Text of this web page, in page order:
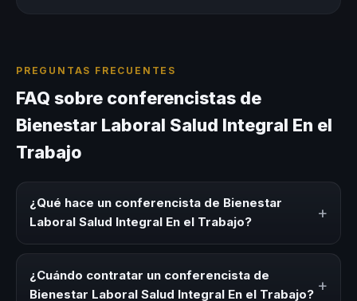
PREGUNTAS FRECUENTES
FAQ sobre conferencistas de
Bienestar Laboral Salud Integral En el
Trabajo
¿Qué hace un conferencista de Bienestar
Laboral Salud Integral En el Trabajo?
+
Trabajo es un experto que comparte conocimiento,
estrategias y experiencias sobre este tema en eventos
¿Cuándo contratar un conferencista de
Bienestar Laboral Salud Integral En el Trabajo? +